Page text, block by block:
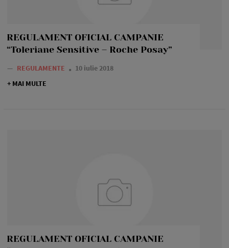
REGULAMENT OFICIAL CAMPANIE
“Toleriane Sensitive – Roche Posay”
— REGULAMENTE
10 iulie 2018
+ MAI MULTE
REGULAMENT OFICIAL CAMPANIE